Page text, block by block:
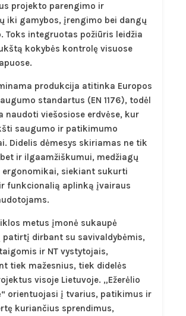
projekto parengimo ir
iki gamybos, įrengimo bei dangų
Toks integruotas požiūris leidžia
kokybės kontrolę visuose
produkcija atitinka Europos
standartus (EN 1176), todėl
naudoti viešosiose erdvėse, kur
saugumo ir patikimumo
Didelis dėmesys skiriamas ne tik
ir ilgaamžiškumui, medžiagų
ergonomikai, siekiant sukurti
funkcionalią aplinką įvairaus
metus įmonė sukaupė
patirtį dirbant su savivaldybėmis,
ir NT vystytojais,
tiek mažesnius, tiek didelės
visoje Lietuvoje. „Ežerėlio
orientuojasi į tvarius, patikimus ir
kuriančius sprendimus,